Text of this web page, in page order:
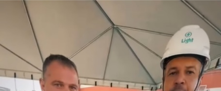
enxergarem para além dos cargos que ocupam e das
empresas onde atuam. Muitas vezes nos limitamos a
pensar na carreira apenas como uma sequência de
posições ou funções, esquecendo que ela é uma
construção muito maior, que envolve propósito,
impacto e crescimento pessoal”, comenta Mirella
Franco, autora do livro.